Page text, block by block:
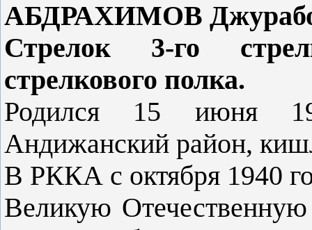
АБДРАХИМОВ
Стрелок 3-го
стрелкового полка.
Родился 15 июня
Андижанский район,
В РККА с октября 1940
Великую